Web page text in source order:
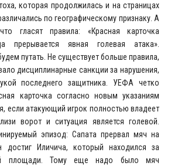
которая продолжилась и на страницах
по географическому признаку. А
гласят правила: «Красная карточка
прерывается явная голевая атака».
путать. Не существует больше правила,
дисциплинарные санкции за нарушения,
последнего защитника. УЕФА четко
карточка согласно новым указаниям
если атакующий игрок полностью владеет
ворот и ситуация является голевой.
эпизод: Сапата прервал мяч на
Иличича, который находился за
площади. Тому еще надо было мяч